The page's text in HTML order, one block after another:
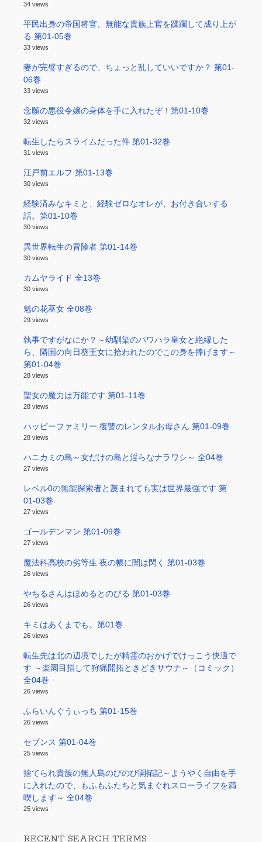
34 views
平民出身の帝国将官、無能な貴族上官を蹂躙して成り上が
る 第01-05巻
33 views
妻が完璧すぎるので、ちょっと乱していいですか？ 第01-
06巻
33 views
念願の悪役令嬢の身体を手に入れたぞ！第01-10巻
32 views
転生したらスライムだった件 第01-32巻
31 views
江戸前エルフ 第01-13巻
30 views
経験済みなキミと、経験ゼロなオレが、お付き合いする
話。第01-10巻
30 views
異世界転生の冒険者 第01-14巻
30 views
カムヤライド 全13巻
30 views
魁の花巫女 全08巻
29 views
執事ですがなにか？～幼馴染のパワハラ皇女と絶縁した
ら、隣国の向日葵王女に拾われたのでこの身を捧げます～
第01-04巻
28 views
聖女の魔力は万能です 第01-11巻
28 views
ハッピーファミリー 復讐のレンタルお母さん 第01-09巻
28 views
ハニカミの島～女だけの島と淫らなナラワシ～ 全04巻
27 views
レベル0の無能探索者と蔑まれても実は世界最強です 第
01-03巻
27 views
ゴールデンマン 第01-09巻
27 views
魔法科高校の劣等生 夜の帳に闇は閃く 第01-03巻
26 views
やちるさんはほめるとのびる 第01-03巻
26 views
キミはあくまでも。第01巻
26 views
転生先は北の辺境でしたが精霊のおかげでけっこう快適で
す ～楽園目指して狩猟開拓ときどきサウナ～（コミック）
全04巻
26 views
ふらいんぐうぃっち 第01-15巻
26 views
セブンス 第01-04巻
25 views
捨てられ貴族の無人島のびのび開拓記～ようやく自由を手
に入れたので、もふもふたちと気まぐれスローライフを満
喫します～ 全04巻
25 views
RECENT SEARCH TERMS